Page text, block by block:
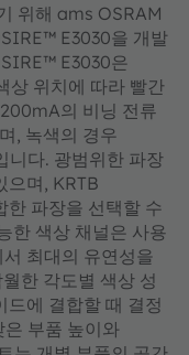
위해 ams OSRAM
E3030을 개발
E3030은
상 위치에 따라 빨간
의 비닝 전류
, 녹색의 경우
니다. 광범위한 파장
으며, KRTB
한 파장을 선택할 수
한 색상 채널은 사용
최대의 유연성을
한 각도별 색상 성
드에 결합할 때 결정
부품 높이와